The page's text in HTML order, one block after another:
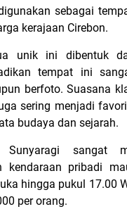
sebagai
kerajaan Cirebon.
unik ini dibentuk
tempat ini
berfoto. Suasana
sering menjadi
budaya dan sejarah.
Sunyaragi sangat
kendaraan pribadi
hingga pukul 17.00
per orang.